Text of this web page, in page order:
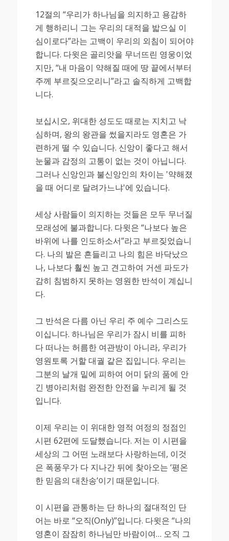
12절의 “우리가 하나님을 의지하고 용감하
게 행하리니 그는 우리의 대적을 밟으실 이
심이로다”라는 고백이 우리의 외침이 되어야
합니다. 다윗은 골리앗을 무너뜨린 영웅이었
지만, “내 마음이 약해질 때에 땅 끝에서부터
주께 부르짖으오리니”라고 솔직하게 고백합
니다.
보십시오, 위대한 성도도 때로는 지치고 낙
심하며, 왕의 왕관을 썼을지라도 영혼은 가
련하게 떨 수 있습니다. 신앙이 좋다고 해서
눈물과 감정의 고통이 없는 것이 아닙니다.
그러나 신앙인과 불신앙인의 차이는 '약해졌
을 때 어디로 달려가느냐'에 있습니다.
세상 사람들이 의지하는 것들은 모두 무너질
모래성에 불과합니다. 다윗은 “나보다 높은
바위에 나를 인도하소서”라고 부르짖었습니
다. 나의 발은 흔들리고 나의 힘은 바닥났으
나, 나보다 훨씬 높고 견고하여 거센 파도가
감히 침범하지 못하는 영원한 반석이 계십니
다.
그 반석은 다름 아닌 우리 주 예수 그리스도
이십니다. 하나님은 우리가 잠시 비를 피하
다 떠나는 허름한 여관방이 아니라, 우리가
영원토록 거할 대궐 같은 집입니다. 우리는
그분의 날개 밑에 피하여 어미 닭의 품에 안
긴 병아리처럼 완전한 안전을 누리게 될 것
입니다.
이제 우리는 이 위대한 영적 여정의 정점인
시편 62편에 도달했습니다. 저는 이 시편을
세상의 그 어떤 노래보다 사랑하는데, 이것
은 폭풍우가 다 지나간 뒤에 찾아오는 ‘평온
한 믿음의 대찬송’이기 때문입니다.
이 시편을 관통하는 단 하나의 절대적인 단
어는 바로 “오직(Only)”입니다. 다윗은 “나의
영혼이 잠잠히 하나님만 바람이여… 오직 그